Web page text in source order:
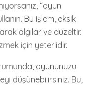
“oyun
Bu işlem, eksik
algılar ve düzeltir.
için yeterlidir.
oyununuzu
düşünebilirsiniz. Bu,